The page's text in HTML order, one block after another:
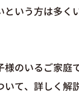
いう方は多く
様のいるご家庭
て、詳しく解